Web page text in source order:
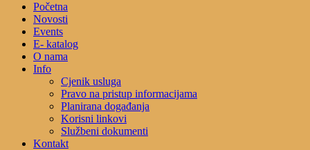
Početna
Novosti
Events
E- katalog
O nama
Info
Cjenik usluga
Pravo na pristup informacijama
Planirana događanja
Korisni linkovi
Službeni dokumenti
Kontakt